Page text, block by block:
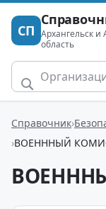
СП Архангельск и
область
Справочник
ВОЕНННЫЙ